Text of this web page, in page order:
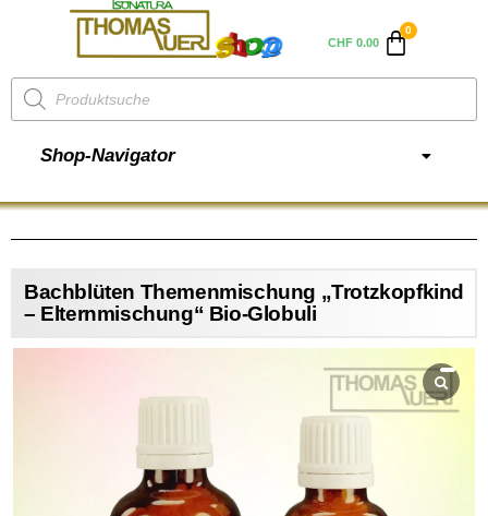
CHF0.00
Shop-Navigator
Bachblüten Themenmischung „Trotzkopfkind
– Elternmischung“ Bio-Globuli